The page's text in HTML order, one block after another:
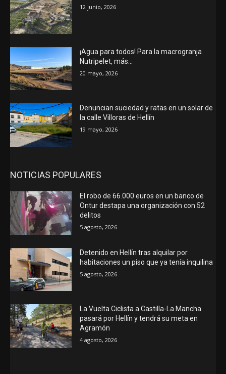
12 junio, 2026
¡Agua para todos! Para la macrogranja
Nutripelet, más…
20 mayo, 2026
Denuncian suciedad y ratas en un solar de
la calle Villoras de Hellín
19 mayo, 2026
NOTICIAS POPULARES
El robo de 66.000 euros en un banco de
Ontur destapa una organización con 52
delitos
5 agosto, 2026
Detenido en Hellín tras alquilar por
habitaciones un piso que ya tenía inquilina
5 agosto, 2026
La Vuelta Ciclista a Castilla-La Mancha
pasará por Hellín y tendrá su meta en
Agramón
4 agosto, 2026